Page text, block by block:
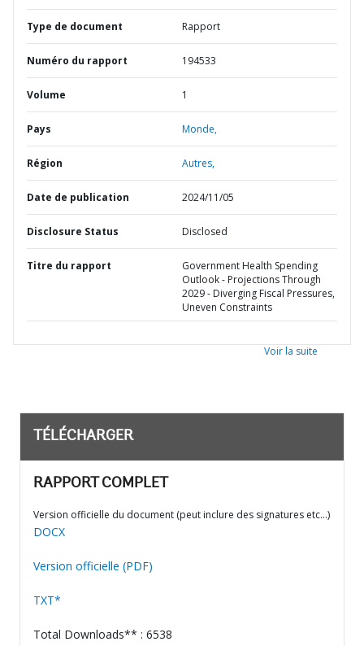
Type de document Rapport
Numéro du rapport 194533
Volume 1
Pays Monde,
Région Autres,
Date de publication 2024/11/05
Disclosure Status Disclosed
Titre du rapport
Government Health Spending
Outlook - Projections Through
2029 - Diverging Fiscal Pressures,
Uneven Constraints
Voir la suite
TÉLÉCHARGER
RAPPORT COMPLET
Version officielle du document (peut inclure des signatures etc…)
DOCX
Version officielle (PDF)
TXT*
Total Downloads** : 6538